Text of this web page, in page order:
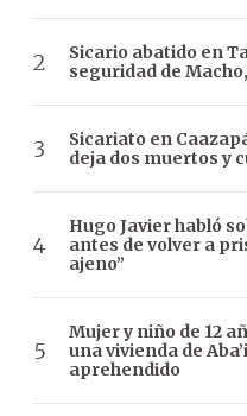
Sicario abatido en
seguridad de
Sicariato en
deja dos muertos y
Hugo Javier habló
antes de volver a
ajeno”
Mujer y niño de 12
una vivienda de
aprehendido